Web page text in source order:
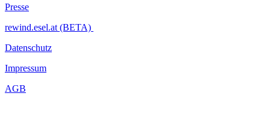
Presse
rewind.esel.at (BETA)
Datenschutz
Impressum
AGB